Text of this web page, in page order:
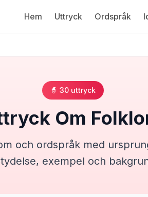
Hem Uttryck Ordspråk
🧙 30 uttryck
Om
och ordspråk med
exempel och